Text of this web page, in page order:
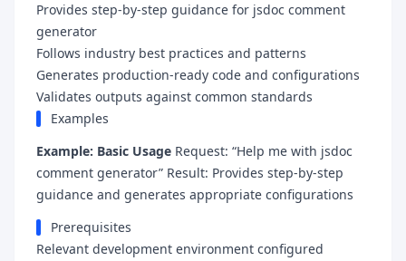
Provides step-by-step guidance for jsdoc comment
generator
Follows industry best practices and patterns
Generates production-ready code and configurations
Validates outputs against common standards
Examples
Example: Basic Usage Request: “Help me with jsdoc
comment generator” Result: Provides step-by-step
guidance and generates appropriate configurations
Prerequisites
Relevant development environment configured